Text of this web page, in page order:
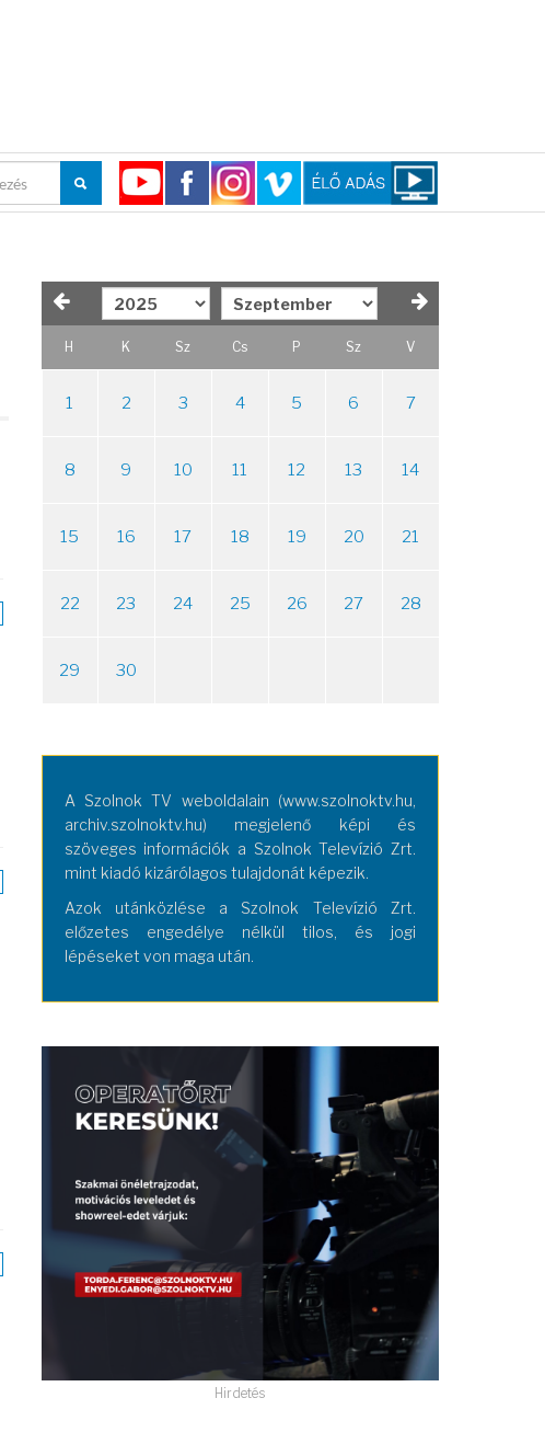
H K Sz Cs P Sz V
1 2 3 4 5 6 7
8 9 10 11 12 13 14
15 16 17 18 19 20 21
22 23 24 25 26 27 28
29 30
A Szolnok TV weboldalain (www.szolnoktv.hu,
archiv.szolnoktv.hu) megjelenő képi és
szöveges információk a Szolnok Televízió Zrt.
mint kiadó kizárólagos tulajdonát képezik.
Azok utánközlése a Szolnok Televízió Zrt.
előzetes engedélye nélkül tilos, és jogi
lépéseket von maga után.
Hirdetés